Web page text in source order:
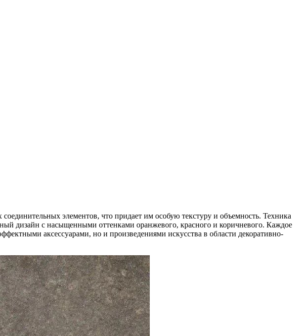
элементов, что придает им особую текстуру и объемность. Техника
дизайн с насыщенными оттенками оранжевого, красного и коричневого. Каждое
аксессуарами, но и произведениями искусства в области декоративно-